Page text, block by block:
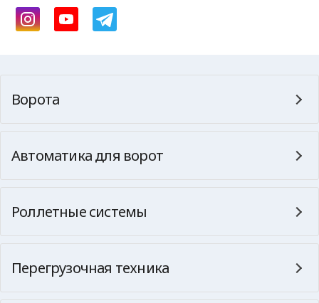
Ворота
Автоматика для ворот
Роллетные системы
Перегрузочная техника